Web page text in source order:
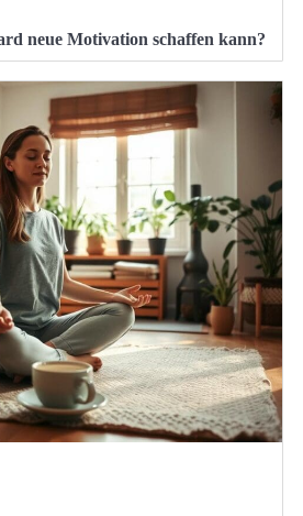
neue Motivation schaffen kann?